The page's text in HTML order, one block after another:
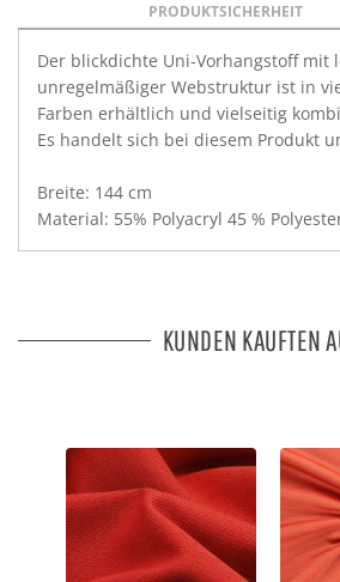
PRODUKTSICHERHEIT
Der blickdichte Uni-Vorhangstoff mit
unregelmäßiger Webstruktur ist in
Farben erhältlich und vielseitig
Es handelt sich bei diesem Produkt
Breite: 144 cm
Material: 55% Polyacryl 45 %
KUNDEN KAUFTEN